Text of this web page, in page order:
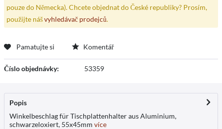
pouze do Německa). Chcete objednat do České republiky? Prosím,
použijte nášvyhledávač prodejců.
Pamatujte si Komentář
Číslo objednávky: 53359
Popis
Winkelbeschlag für Tischplattenhalter aus Aluminium,
schwarzeloxiert, 55x45mm více